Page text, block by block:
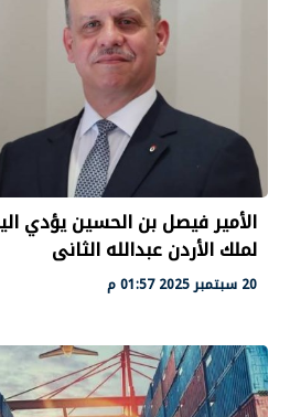
الأمير فيصل بن الحسين يؤدي
لملك الأردن عبدالله الثانى
20 سبتمبر 2025 01:57 م